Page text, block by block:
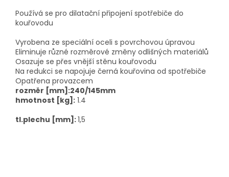
Používá se pro dilatační připojení spotřebiče do
kouřovodu
Vyrobena ze speciální oceli s povrchovou úpravou
Eliminuje různé rozměrové změny odlišných materiálů
Osazuje se přes vnější stěnu kouřovodu
Na redukci se napojuje černá kouřovina od spotřebiče
Opatřena provazcem
rozměr [mm]:240/145mm
hmotnost [kg]: 1.4
tl.plechu [mm]:1,5